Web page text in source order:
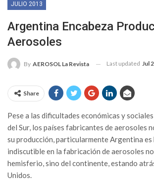
JULIO 2013
Argentina Encabeza
Aerosoles
By AEROSOL La Revista Last updated Jul
Share
Pese a las dificultades económicas y
del Sur, los países fabricantes de aerosoles
su producción, particularmente Argentina
indiscutible en la fabricación de aerosoles
hemisferio, sino del continente, estando
Unidos.